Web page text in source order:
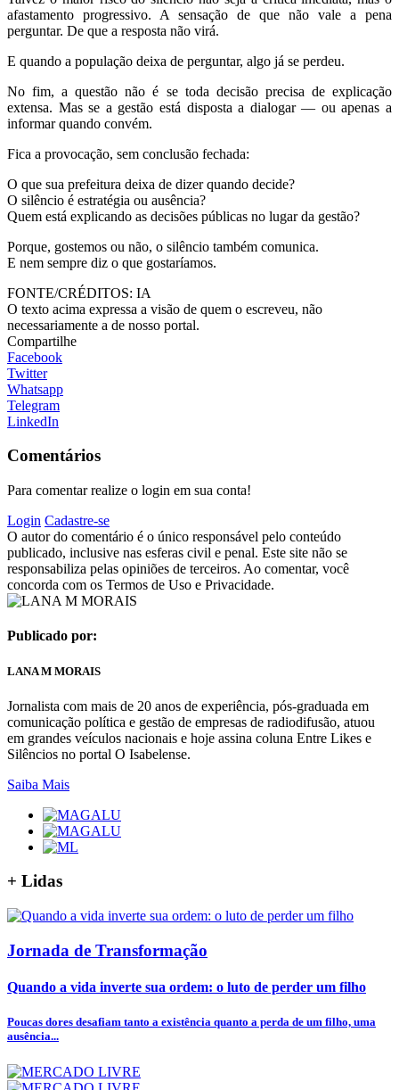
afastamento progressivo. A sensação de que não vale a pena
perguntar. De que a resposta não virá.
E quando a população deixa de perguntar, algo já se perdeu.
No fim, a questão não é se toda decisão precisa de explicação
extensa. Mas se a gestão está disposta a dialogar — ou apenas a
informar quando convém.
Fica a provocação, sem conclusão fechada:
O que sua prefeitura deixa de dizer quando decide?
O silêncio é estratégia ou ausência?
Quem está explicando as decisões públicas no lugar da gestão?
Porque, gostemos ou não, o silêncio também comunica.
E nem sempre diz o que gostaríamos.
FONTE/CRÉDITOS: IA
O texto acima expressa a visão de quem o escreveu, não
necessariamente a de nosso portal.
Compartilhe
Facebook
Twitter
Whatsapp
Telegram
LinkedIn
Comentários
Para comentar realize o login em sua conta!
Login Cadastre-se
O autor do comentário é o único responsável pelo conteúdo
publicado, inclusive nas esferas civil e penal. Este site não se
responsabiliza pelas opiniões de terceiros. Ao comentar, você
concorda com os Termos de Uso e Privacidade.
Publicado por:
LANA M MORAIS
Jornalista com mais de 20 anos de experiência, pós-graduada em
comunicação política e gestão de empresas de radiodifusão, atuou
em grandes veículos nacionais e hoje assina coluna Entre Likes e
Silêncios no portal O Isabelense.
Saiba Mais
+ Lidas
Jornada de Transformação
Quando a vida inverte sua ordem: o luto de perder um filho
Poucas dores desafiam tanto a existência quanto a perda de um filho, uma
ausência...